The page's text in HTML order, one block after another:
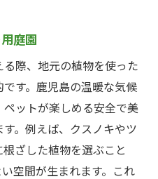
庭園
際、地元の植物を使った
す。鹿児島の温暖な気候
ットが楽しめる安全で美
。例えば、クスノキやツ
ざした植物を選ぶこと
空間が生まれます。これ